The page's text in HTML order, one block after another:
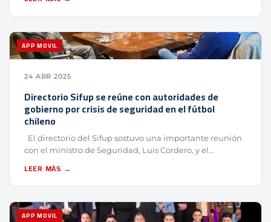
APP MOVIL
24 ABR 2025
Directorio Sifup se reúne con autoridades de
gobierno por crisis de seguridad en el fútbol
chileno
El directorio del Sifup sostuvo una importante reunión
con el ministro de Seguridad, Luis Cordero, y el…
LEER MÁS →
APP MOVIL